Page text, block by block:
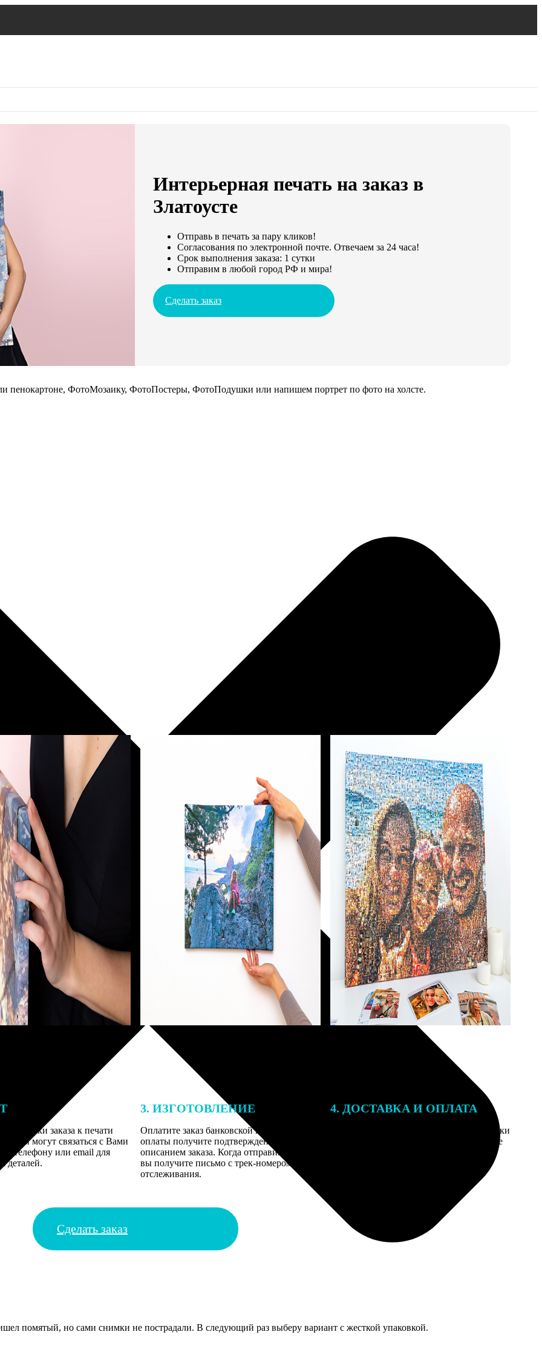
Интерьерная печать на заказ в
Златоусте
Отправь в печать за пару кликов!
Согласования по электронной почте. Отвечаем за 24 часа!
Срок выполнения заказа: 1 сутки
Отправим в любой город РФ и мира!
Сделать заказ
пенокартоне, ФотоМозаику, ФотоПостеры, ФотоПодушки или напишем портрет по фото на холсте.
заказа к печати
могут связаться с Вами
телефону или email для
деталей.
3. ИЗГОТОВЛЕНИЕ
Оплатите заказ банковской картой. После
оплаты получите подтверждение на email с
описанием заказа. Когда отправим заказ
вы получите письмо с трек-номером для
отслеживания.
4. ДОСТАВКА И ОПЛАТА
Введите адрес и выберите способ доставки
заказа. Если у вас есть промокод, введите
Сделать заказ
помятый, но сами снимки не пострадали. В следующий раз выберу вариант с жесткой упаковкой.